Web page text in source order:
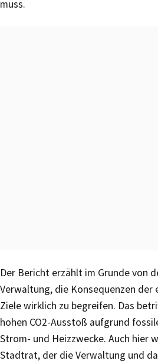
muss.
Der Bericht erzählt im Grunde von
Verwaltung, die Konsequenzen der
Ziele wirklich zu begreifen. Das
hohen CO2-Ausstoß aufgrund
Strom- und Heizzwecke. Auch hier
Stadtrat, der die Verwaltung und